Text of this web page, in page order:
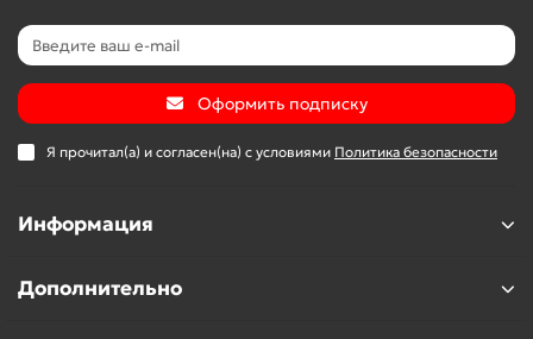
Оформить подписку
Я прочитал(а) и согласен(на) с условиями Политика безопасности
Информация
Дополнительно